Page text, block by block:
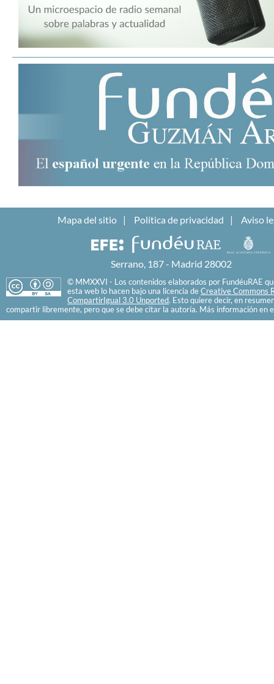
Mapa del sitio Política de privacidad Aviso
Serrano, 187 - Madrid 28002
© MMXXVI - Los contenidos elaborados por FundéuRAE
esta web lo hacen bajo una licencia de Creative Commons
CompartirIgual 3.0 Unported. Esto quiere decir, en
compartir libremente, pero que se debe citar la autoría. Más información en